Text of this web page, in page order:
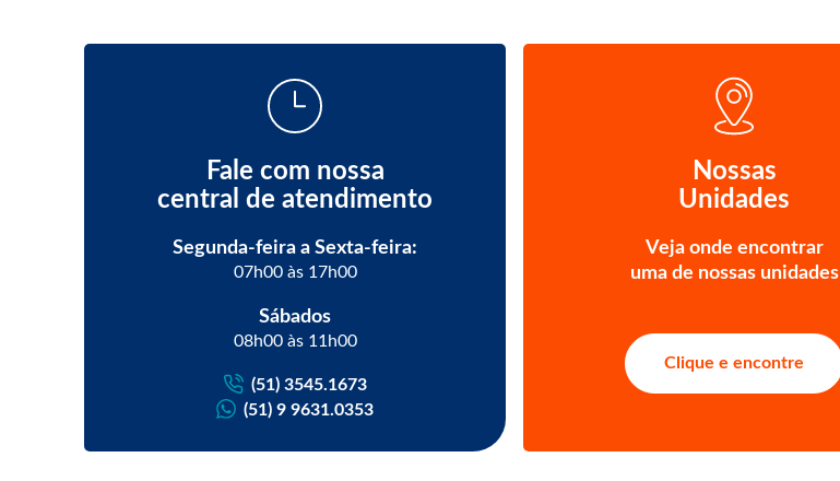
Fale com nossa
central de atendimento
Segunda-feira a Sexta-feira:
07h00 às 17h00
Sábados
08h00 às 11h00
(51) 3545.1673
(51) 9 9631.0353
Nossas
Unidades
Veja onde encontrar
uma de nossas unidades
Clique e encontre